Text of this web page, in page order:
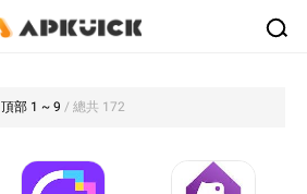
頂部 1 ~ 9 / 總共 172